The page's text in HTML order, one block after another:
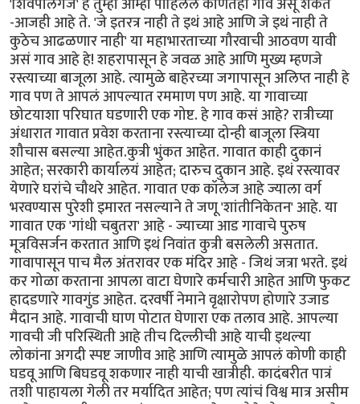
-आजही आहे ते. 'जे इतरत्र नाही ते इथं आहे आणि जे इथं नाही ते
कुठेच आढळणार नाही' या महाभारताच्या गौरवाची आठवण यावी
असं गाव आहे हे! शहरापासून हे जवळ आहे आणि मुख्य म्हणजे
रस्त्याच्या बाजूला आहे. त्यामुळे बाहेरच्या जगापासून अलिप्त नाही हे
गाव पण ते आपलं आपल्यात रममाण पण आहे. या गावाच्या
छोटयाशा परिघात घडणारी एक गोष्ट. हे गाव कसं आहे? रात्रीच्या
अंधारात गावात प्रवेश करताना रस्त्याच्या दोन्ही बाजूला स्त्रिया
शौचास बसल्या आहेत.कुत्री भुंकत आहेत. गावात काही दुकानं
आहेत; सरकारी कार्यालयं आहेत; दारुच दुकान आहे. इथं रस्त्यावर
येणारे घरांचे चौथरे आहेत. गावात एक कॉलेज आहे ज्याला वर्ग
भरवण्यास पुरेशी इमारत नसल्याने ते जणू 'शांतीनिकेतन' आहे. या
गावात एक 'गांधी चबुतरा' आहे - ज्याच्या आड गावाचे पुरुष
मूत्रविसर्जन करतात आणि इथं निवांत कुत्री बसलेली असतात.
गावापासून पाच मैल अंतरावर एक मंदिर आहे - जिथं जत्रा भरते. इथं
कर गोळा करताना आपला वाटा घेणारे कर्मचारी आहेत आणि फुकट
हादडणारे गावगुंड आहेत. दरवर्षी नेमाने वृक्षारोपण होणारे उजाड
मैदान आहे. गावाची घाण पोटात घेणारा एक तलाव आहे. आपल्या
गावची जी परिस्थिती आहे तीच दिल्लीची आहे याची इथल्या
लोकांना अगदी स्पष्ट जाणीव आहे आणि त्यामुळे आपलं कोणी काही
घडवू आणि बिघडवू शकणार नाही याची खात्रीही. कादंबरीत पात्रं
तशी पाहायला गेली तर मर्यादित आहेत; पण त्यांचं विश्व मात्र असीम